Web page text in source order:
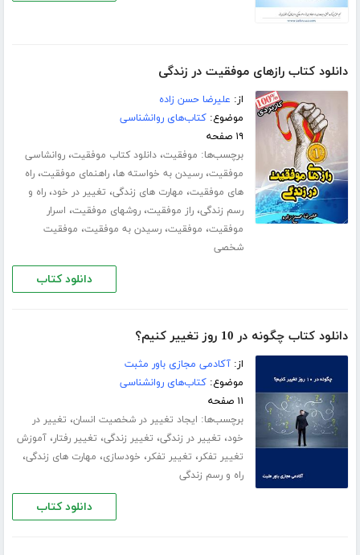
دانلود کتاب رازهای موفقیت در زندگی
از: علیرضا حسن زاده
موضوع:کتاب‌های روانشناسی
۱۹ صفحه
برچسب‌ها: موفقیت،دانلود کتاب موفقیت،روانشاسی
موفقیت،رسیدن به خواسته ها،راهنمای موفقیت،راه
های موفقیت، مهارت های زندگی، تغییر در خود،راه و
رسم زندگی،راز موفقیت،روشهای موفقیت، اسرار
موفقیت، موفقیت،رسیدن به موفقیت، موفقیت
شخصی
دانلود کتاب
دانلود کتاب چگونه در 10 روز تغییر کنیم؟
از:آکادمی مجازی باور مثبت
موضوع:کتاب‌های روانشناسی
۱۱ صفحه
برچسب‌ها: ایجاد تغییر در شخصیت انسان، تغییر در
خود، تغییر در زندگی، تغییر زندگی، تغییر رفتار،آموزش
تغییر تفکر، تغییر تفکر، خودسازی، مهارت های زندگی،
راه و رسم زندگی
دانلود کتاب